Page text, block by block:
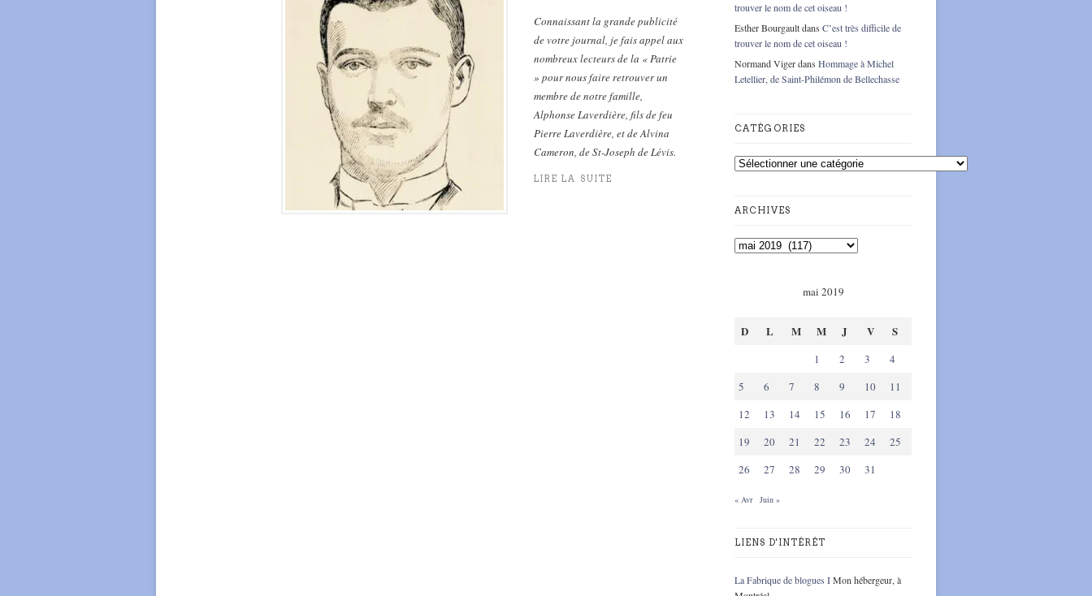
Connaissant la grande publicité
de votre journal, je fais appel aux
nombreux lecteurs de la « Patrie
» pour nous faire retrouver un
membre de notre famille,
Alphonse Laverdière, fils de feu
Pierre Laverdière, et de Alvina
Cameron, de St-Joseph de Lévis.
LIRE LA SUITE
trouver le nom de cet oiseau !
Esther Bourgaultdans C’est très difficile de
trouver le nom de cet oiseau !
Normand Vigerdans Hommage à Michel
Letellier, de Saint-Philémon de Bellechasse
CATÉGORIES
ARCHIVES
mai 2019
D L M M J V S
1 2 3
4
5
6 7 8 9 10
11
12
13 14 15 16 17
18
19
20 21 22 23 24
25
26
27 28 29 30 31
« Avr Juin »
LIENS D'INTÉRÊT
La Fabrique de blogues IMon hébergeur, à